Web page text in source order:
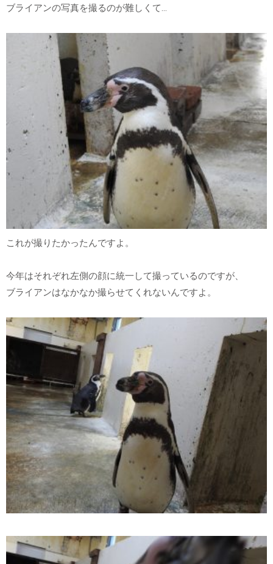
ブライアンの写真を撮るのが難しくて…
これが撮りたかったんですよ。
今年はそれぞれ左側の顔に統一して撮っているのですが、
ブライアンはなかなか撮らせてくれないんですよ。